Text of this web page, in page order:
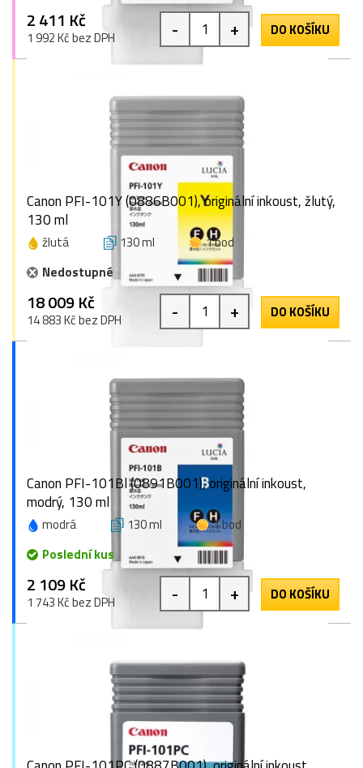
2 411 Kč
1 992 Kč bez DPH - + DO KOŠÍKU
Canon PFI-101Y (0886B001), originální inkoust, žlutý,
130 ml
žlutá 130 ml
1 bod
Nedostupné
18 009 Kč
14 883 Kč bez DPH - + DO KOŠÍKU
Canon PFI-101Bl (0891B001), originální inkoust,
modrý, 130 ml
modrá 130 ml
1 bod
Poslední kus
2 109 Kč
1 743 Kč bez DPH - + DO KOŠÍKU